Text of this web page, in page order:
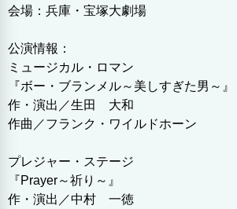
会場：兵庫・宝塚大劇場
公演情報：
ミュージカル・ロマン
『ボー・ブランメル～美しすぎた男～』
作・演出／生田 大和
作曲／フランク・ワイルドホーン
プレジャー・ステージ
『Prayer～祈り～』
作・演出／中村 一徳